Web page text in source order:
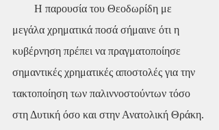
μεγάλα χρηματικά ποσά σήμαινε ότι η
κυβέρνηση πρέπει να πραγματοποίησε
σημαντικές χρηματικές αποστολές για την
τακτοποίηση των παλιννοστούντων τόσο
στη Δυτική όσο και στην Ανατολική Θράκη.